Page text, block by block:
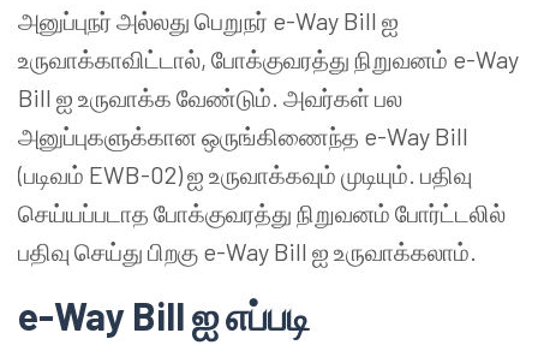
அனுப்புநர் அல்லது பெறுநர் e-Way Bill ஐ
உருவாக்காவிட்டால், போக்குவரத்து நிறுவனம் e-Way
Bill ஐ உருவாக்க வேண்டும். அவர்கள் பல
அனுப்புகளுக்கான ஒருங்கிணைந்த e-Way Bill
(படிவம் EWB-02) ஐ உருவாக்கவும் முடியும். பதிவு
செய்யப்படாத போக்குவரத்து நிறுவனம் போர்ட்டலில்
பதிவு செய்து பிறகு e-Way Bill ஐ உருவாக்கலாம்.
e-Way Bill ஐ எப்படி